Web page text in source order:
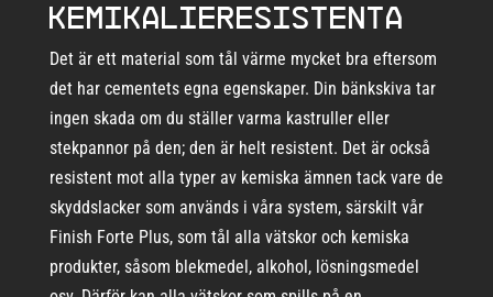
kemikalieresistenta
Det är ett material som tål värme mycket bra eftersom
det har cementets egna egenskaper. Din bänkskiva tar
ingen skada om du ställer varma kastruller eller
stekpannor på den; den är helt resistent. Det är också
resistent mot alla typer av kemiska ämnen tack vare de
skyddslacker som används i våra system, särskilt vår
Finish Forte Plus, som tål alla vätskor och kemiska
produkter, såsom blekmedel, alkohol, lösningsmedel